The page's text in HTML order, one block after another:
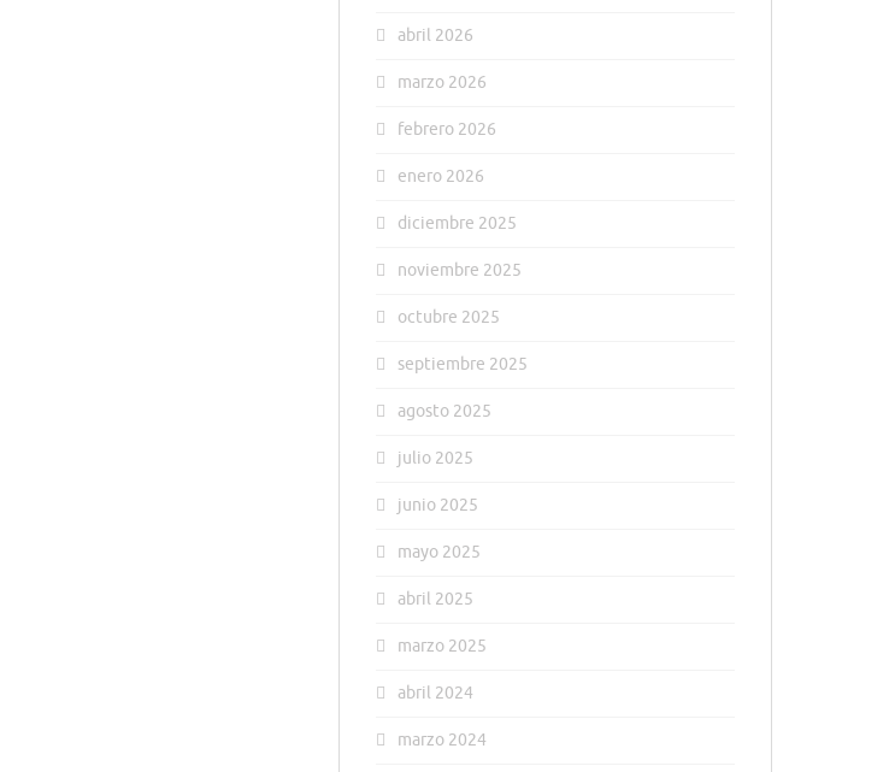
abril 2026
marzo 2026
febrero 2026
enero 2026
diciembre 2025
noviembre 2025
octubre 2025
septiembre 2025
agosto 2025
julio 2025
junio 2025
mayo 2025
abril 2025
marzo 2025
abril 2024
marzo 2024